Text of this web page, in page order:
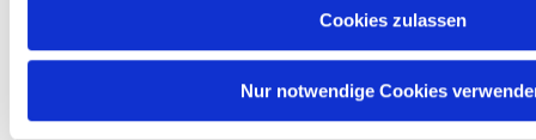
Cookies zulassen
Nur notwendige Cookies
L2-Cache : 9,5 MB
(Max)